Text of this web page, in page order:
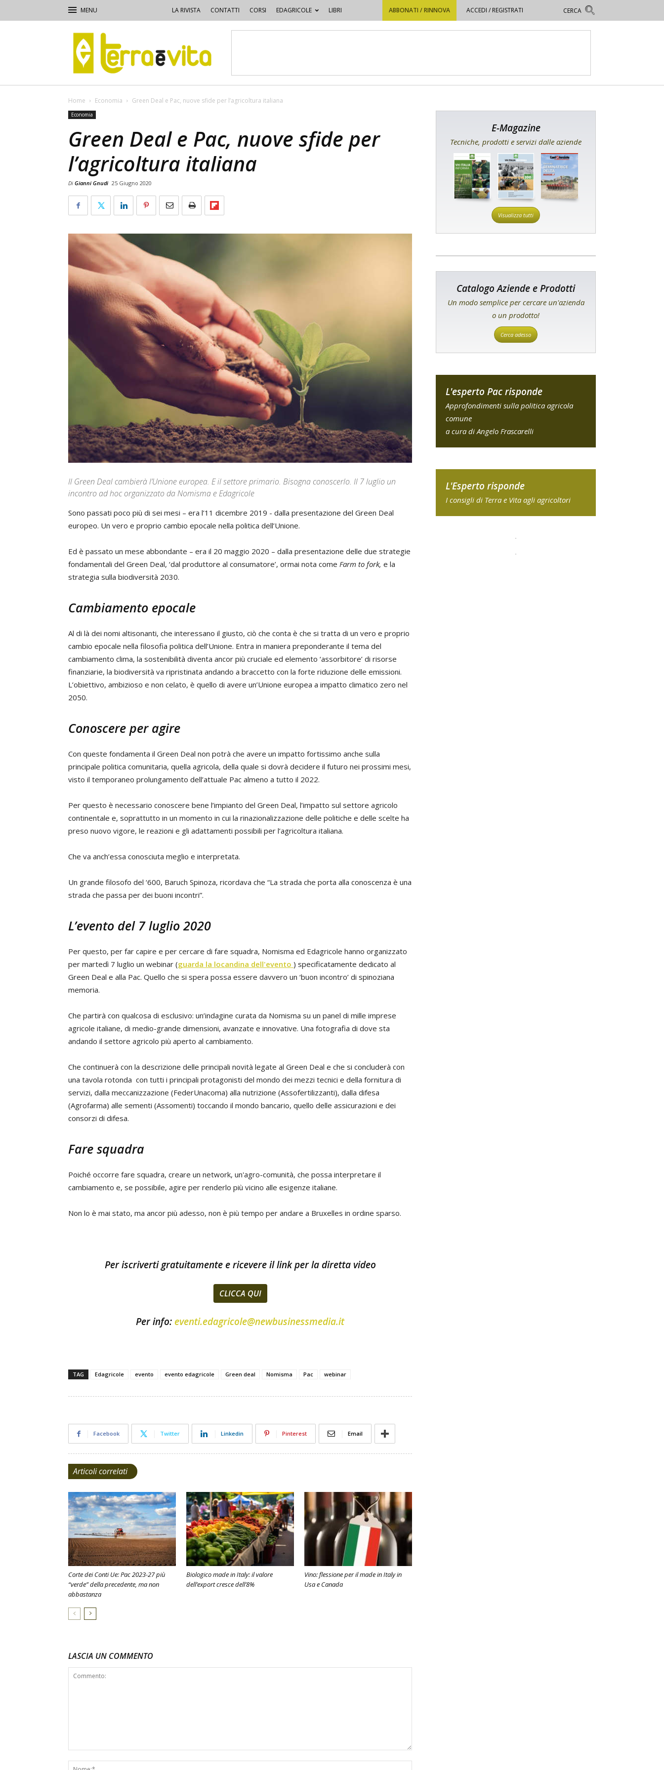
LA RIVISTA CONTATTI CORSI EDAGRICOLE LIBRI ABBONATI / RINNOVA ACCEDI / REGISTRATI
Terra
e
Vita
Home Economia Green Deal e Pac, nuove sfide per l’agricoltura italiana
Economia
Green Deal e Pac, nuove sfide per
l’agricoltura italiana
Di Gianni Gnudi 25 Giugno 2020
Il Green Deal cambierà l’Unione europea. E il settore primario. Bisogna conoscerlo. Il 7 luglio un
incontro ad hoc organizzato da Nomisma e Edagricole
Sono passati poco più di sei mesi – era l’11 dicembre 2019 - dalla presentazione del Green Deal
europeo. Un vero e proprio cambio epocale nella politica dell’Unione.
Ed è passato un mese abbondante – era il 20 maggio 2020 – dalla presentazione delle due strategie
fondamentali del Green Deal, ‘dal produttore al consumatore’, ormai nota come Farm to fork, e la
strategia sulla biodiversità 2030.
Cambiamento epocale
Al di là dei nomi altisonanti, che interessano il giusto, ciò che conta è che si tratta di un vero e proprio
cambio epocale nella filosofia politica dell’Unione. Entra in maniera preponderante il tema del
cambiamento clima, la sostenibilità diventa ancor più cruciale ed elemento ‘assorbitore’ di risorse
finanziarie, la biodiversità va ripristinata andando a braccetto con la forte riduzione delle emissioni.
L’obiettivo, ambizioso e non celato, è quello di avere un’Unione europea a impatto climatico zero nel
2050.
Conoscere per agire
Con queste fondamenta il Green Deal non potrà che avere un impatto fortissimo anche sulla
principale politica comunitaria, quella agricola, della quale si dovrà decidere il futuro nei prossimi mesi,
visto il temporaneo prolungamento dell’attuale Pac almeno a tutto il 2022.
Per questo è necessario conoscere bene l’impianto del Green Deal, l’impatto sul settore agricolo
continentale e, soprattutto in un momento in cui la rinazionalizzazione delle politiche e delle scelte ha
preso nuovo vigore, le reazioni e gli adattamenti possibili per l’agricoltura italiana.
Che va anch’essa conosciuta meglio e interpretata.
Un grande filosofo del ‘600, Baruch Spinoza, ricordava che “La strada che porta alla conoscenza è una
strada che passa per dei buoni incontri”.
L’evento del 7 luglio 2020
Per questo, per far capire e per cercare di fare squadra, Nomisma ed Edagricole hanno organizzato
per martedì 7 luglio un webinar (guarda la locandina dell'evento ) specificatamente dedicato al
Green Deal e alla Pac. Quello che si spera possa essere davvero un ‘buon incontro’ di spinoziana
memoria.
Che partirà con qualcosa di esclusivo: un’indagine curata da Nomisma su un panel di mille imprese
agricole italiane, di medio-grande dimensioni, avanzate e innovative. Una fotografia di dove sta
andando il settore agricolo più aperto al cambiamento.
Che continuerà con la descrizione delle principali novità legate al Green Deal e che si concluderà con
una tavola rotonda con tutti i principali protagonisti del mondo dei mezzi tecnici e della fornitura di
servizi, dalla meccanizzazione (FederUnacoma) alla nutrizione (Assofertilizzanti), dalla difesa
(Agrofarma) alle sementi (Assomenti) toccando il mondo bancario, quello delle assicurazioni e dei
consorzi di difesa.
Fare squadra
Poiché occorre fare squadra, creare un network, un'agro-comunità, che possa interpretare il
cambiamento e, se possibile, agire per renderlo più vicino alle esigenze italiane.
Non lo è mai stato, ma ancor più adesso, non è più tempo per andare a Bruxelles in ordine sparso.
Per iscriverti gratuitamente e ricevere il link per la diretta video
CLICCA QUI
Per info: eventi.edagricole@newbusinessmedia.it
TAG Edagricole evento evento edagricole Green deal Nomisma Pac webinar
Facebook Twitter Linkedin Pinterest Email
Articoli correlati
Corte dei Conti Ue: Pac 2023-27 più
“verde” della precedente, ma non
abbastanza
Biologico made in Italy: il valore
dell’export cresce dell’8%
Vino: flessione per il made in Italy in
Usa e Canada
LASCIA UN COMMENTO
E-Magazine
Tecniche, prodotti e servizi dalle aziende
Visualizza tutti
Catalogo Aziende e Prodotti
Un modo semplice per cercare un'azienda
o un prodotto!
Cerca adesso
L'esperto Pac risponde
Approfondimenti sulla politica agricola
comune
a cura di Angelo Frascarelli
L'Esperto risponde
I consigli di Terra e Vita agli agricoltori